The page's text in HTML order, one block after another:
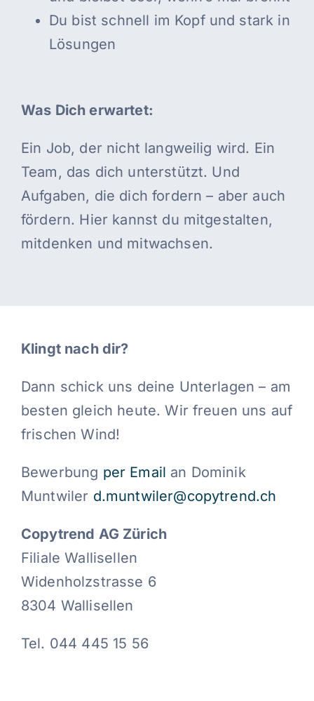
Du bist schnell im Kopf und stark in
Lösungen
Was Dich erwartet:
Ein Job, der nicht langweilig wird. Ein
Team, das dich unterstützt. Und
Aufgaben, die dich fordern – aber auch
fördern. Hier kannst du mitgestalten,
mitdenken und mitwachsen.
Klingt nach dir?
Dann schick uns deine Unterlagen – am
besten gleich heute. Wir freuen uns auf
frischen Wind!
Bewerbung per Email an Dominik
Muntwiler d.muntwiler@copytrend.ch
Copytrend AG Zürich
Filiale Wallisellen
Widenholzstrasse 6
8304 Wallisellen
Tel. 044 445 15 56